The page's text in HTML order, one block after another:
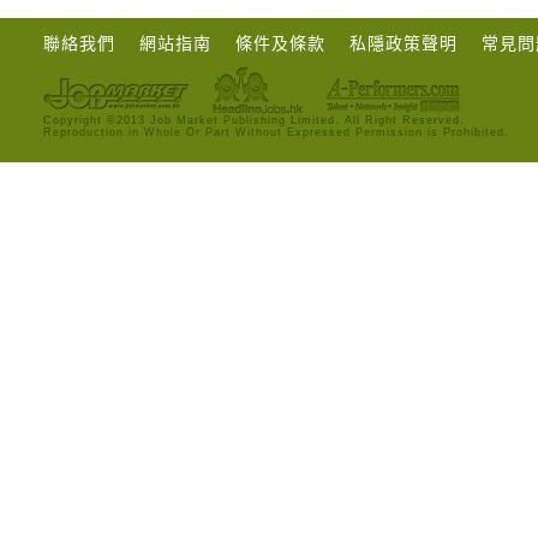
聯絡我們 網站指南 條件及條款 私隱政策聲明 常見
Copyright ©2013 Job Market Publishing Limited. All Right Reserved.
Reproduction in Whole Or Part Without Expressed Permission is Prohibited.